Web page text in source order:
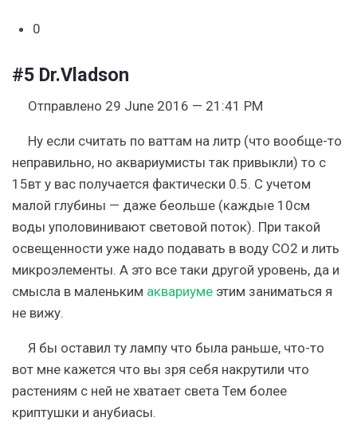
0
#5 Dr.Vladson
Отправлено 29 June 2016 — 21:41 PM
Ну если считать по ваттам на литр (что вообще-то
неправильно, но аквариумисты так привыкли) то с
15вт у вас получается фактически 0.5. С учетом
малой глубины — даже беольше (каждые 10см
воды уполовинивают световой поток). При такой
освещенности уже надо подавать в воду СО2 и лить
микроэлементы. А это все таки другой уровень, да и
смысла в маленьким аквариуме этим заниматься я
не вижу.
Я бы оставил ту лампу что была раньше, что-то
вот мне кажется что вы зря себя накрутили что
растениям с ней не хватает света Тем более
криптушки и анубиасы.